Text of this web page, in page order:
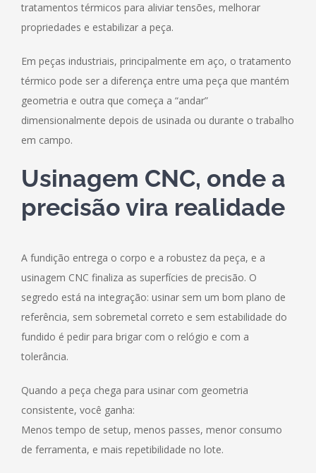
tratamentos térmicos para aliviar tensões, melhorar
propriedades e estabilizar a peça.
Em peças industriais, principalmente em aço, o tratamento
térmico pode ser a diferença entre uma peça que mantém
geometria e outra que começa a “andar”
dimensionalmente depois de usinada ou durante o trabalho
em campo.
Usinagem CNC, onde a
precisão vira realidade
A fundição entrega o corpo e a robustez da peça, e a
usinagem CNC finaliza as superfícies de precisão. O
segredo está na integração: usinar sem um bom plano de
referência, sem sobremetal correto e sem estabilidade do
fundido é pedir para brigar com o relógio e com a
tolerância.
Quando a peça chega para usinar com geometria
consistente, você ganha:
Menos tempo de setup, menos passes, menor consumo
de ferramenta, e mais repetibilidade no lote.